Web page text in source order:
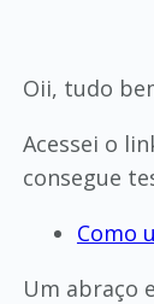
Oii, tudo
Acessei o
consegue
Como
Um abraço